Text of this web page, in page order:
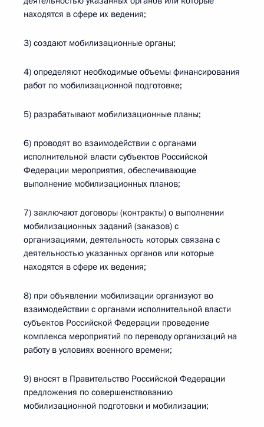
находятся в сфере их ведения;
3) создают мобилизационные органы;
4) определяют необходимые объемы финансирования
работ по мобилизационной подготовке;
5) разрабатывают мобилизационные планы;
6) проводят во взаимодействии с органами
исполнительной власти субъектов Российской
Федерации мероприятия, обеспечивающие
выполнение мобилизационных планов;
7) заключают договоры (контракты) о выполнении
мобилизационных заданий (заказов) с
организациями, деятельность которых связана с
деятельностью указанных органов или которые
находятся в сфере их ведения;
8) при объявлении мобилизации организуют во
взаимодействии с органами исполнительной власти
субъектов Российской Федерации проведение
комплекса мероприятий по переводу организаций на
работу в условиях военного времени;
9) вносят в Правительство Российской Федерации
предложения по совершенствованию
мобилизационной подготовки и мобилизации;